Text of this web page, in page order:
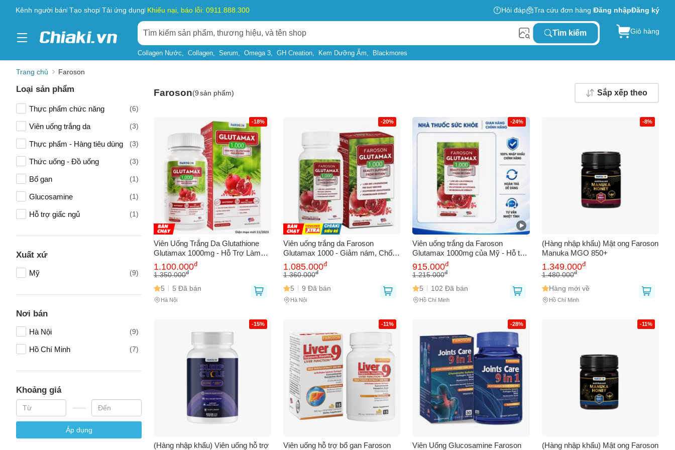
Kênh người bán Tạo shop Tải ứng dụng Khiếu nại, báo lỗi: 0911.888.300 Hỏi đáp Tra cứu đơn hàng Đăng nhậpĐăng ký
Tìm kiếm
Collagen Nước Collagen Serum Omega 3 GH Creation Kem Dưỡng Ẩm Blackmores
Giỏ hàng
Trang chủ Faroson
Loại sản phẩm
Thực phẩm chức năng (6)
Viên uống trắng da (3)
Thực phẩm - Hàng tiêu dùng (3)
Thức uống - Đồ uống (3)
Bổ gan (1)
Glucosamine (1)
Hỗ trợ giấc ngủ (1)
Xuất xứ
Mỹ (9)
Nơi bán
Hà Nội (9)
Hồ Chí Minh (7)
Khoảng giá
Áp dụng
Faroson(9 sản phẩm) Sắp xếp theo
-18%
Viên Uống Trắng Da Glutathione
Glutamax 1000mg - Hỗ Trợ Làm
Sáng Da, Mờ Nám, Chống Oxy
Hóa - Hộp 30 Viên Bổ Sung Dinh
1.100.000đ
1.350.000đ
5 5 Đã bán
Hà Nội
-20%
Viên uống trắng da Faroson
Glutamax 1000 - Giảm nám, Chống
nắng, L-Glutathione 1000mg,
Vitamin C, Mỹ - Đẹp da, Khỏe
1.085.000đ
1.360.000đ
5 9 Đã bán
Hà Nội
-24%
Viên uống trắng da Faroson
Glutamax 1000mg của Mỹ - Hỗ trợ
làm sáng da, xóa vết thâm nám,
bảo vệ da khỏi tia UV
915.000đ
1.215.000đ
5 102 Đã bán
Hồ Chí Minh
-8%
(Hàng nhập khẩu) Mật ong Faroson
Manuka MGO 850+
1.349.000đ
1.480.000đ
Hàng mới về
Hồ Chí Minh
-15%
(Hàng nhập khẩu) Viên uống hỗ trợ
-11%
Viên uống hỗ trợ bổ gan Faroson
-28%
Viên Uống Glucosamine Faroson
-11%
(Hàng nhập khẩu) Mật ong Faroson
Bạn gặp vấn đề vềSản phẩmhayMua hàng ?
Hãy báo lỗi cho chúng tôi. Hoặc gọi cho chúng tôi qua số 0911.888.300
Tên của bạn(*)
Vấn đề bạn gặp phải
Mô tả(*)